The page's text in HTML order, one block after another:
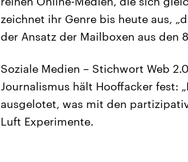
zeichnet ihr Genre bis heute aus,
der Ansatz der Mailboxen aus den
Soziale Medien – Stichwort Web
Journalismus hält Hooffacker fest:
ausgelotet, was mit den
Luft Experimente.